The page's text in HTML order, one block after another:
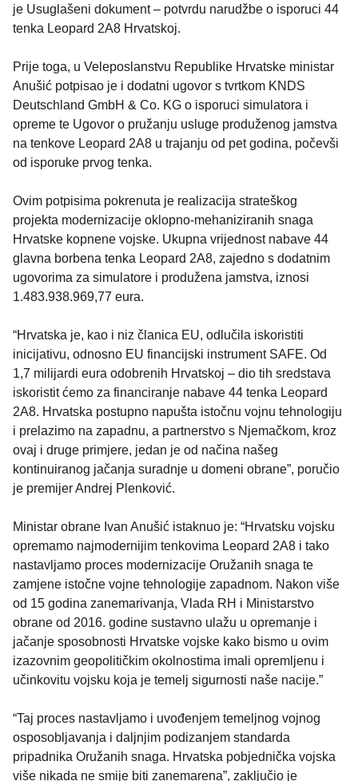
je Usuglašeni dokument – potvrdu narudžbe o isporuci 44
tenka Leopard 2A8 Hrvatskoj.
Prije toga, u Veleposlanstvu Republike Hrvatske ministar
Anušić potpisao je i dodatni ugovor s tvrtkom KNDS
Deutschland GmbH & Co. KG o isporuci simulatora i
opreme te Ugovor o pružanju usluge produženog jamstva
na tenkove Leopard 2A8 u trajanju od pet godina, počevši
od isporuke prvog tenka.
Ovim potpisima pokrenuta je realizacija strateškog
projekta modernizacije oklopno-mehaniziranih snaga
Hrvatske kopnene vojske. Ukupna vrijednost nabave 44
glavna borbena tenka Leopard 2A8, zajedno s dodatnim
ugovorima za simulatore i produžena jamstva, iznosi
1.483.938.969,77 eura.
“Hrvatska je, kao i niz članica EU, odlučila iskoristiti
inicijativu, odnosno EU financijski instrument SAFE. Od
1,7 milijardi eura odobrenih Hrvatskoj – dio tih sredstava
iskoristit ćemo za financiranje nabave 44 tenka Leopard
2A8. Hrvatska postupno napušta istočnu vojnu tehnologiju
i prelazimo na zapadnu, a partnerstvo s Njemačkom, kroz
ovaj i druge primjere, jedan je od načina našeg
kontinuiranog jačanja suradnje u domeni obrane”, poručio
je premijer Andrej Plenković.
Ministar obrane Ivan Anušić istaknuo je: “Hrvatsku vojsku
opremamo najmodernijim tenkovima Leopard 2A8 i tako
nastavljamo proces modernizacije Oružanih snaga te
zamjene istočne vojne tehnologije zapadnom. Nakon više
od 15 godina zanemarivanja, Vlada RH i Ministarstvo
obrane od 2016. godine sustavno ulažu u opremanje i
jačanje sposobnosti Hrvatske vojske kako bismo u ovim
izazovnim geopolitičkim okolnostima imali opremljenu i
učinkovitu vojsku koja je temelj sigurnosti naše nacije.”
“Taj proces nastavljamo i uvođenjem temeljnog vojnog
osposobljavanja i daljnjim podizanjem standarda
pripadnika Oružanih snaga. Hrvatska pobjednička vojska
više nikada ne smije biti zanemarena”, zaključio je